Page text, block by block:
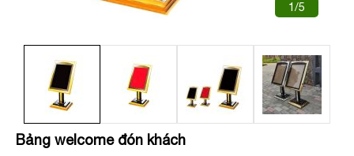
1/5
Bảng welcome đón khách